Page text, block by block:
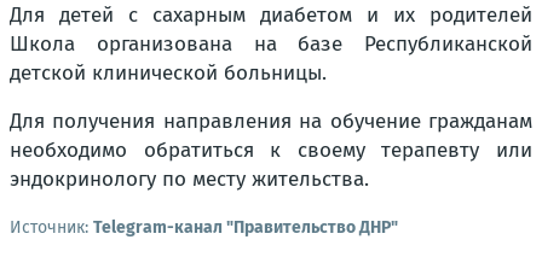
Для детей с сахарным диабетом и их родителей
Школа организована на базе Республиканской
детской клинической больницы.
Для получения направления на обучение гражданам
необходимо обратиться к своему терапевту или
эндокринологу по месту жительства.
Источник: Telegram-канал "Правительство ДНР"